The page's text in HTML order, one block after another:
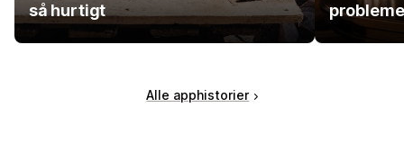
så hurtigt
Alle apphistorier